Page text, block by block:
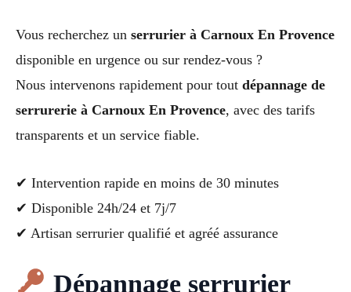
Vous recherchez un serrurier à Carnoux En Provence
disponible en urgence ou sur rendez-vous ?
Nous intervenons rapidement pour tout dépannage de
serrurerie à Carnoux En Provence, avec des tarifs
transparents et un service fiable.
✔ Intervention rapide en moins de 30 minutes
✔ Disponible 24h/24 et 7j/7
✔ Artisan serrurier qualifié et agréé assurance
Dépannage serrurier